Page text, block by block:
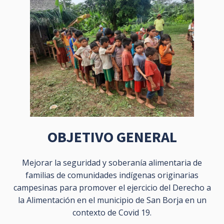
OBJETIVO GENERAL
Mejorar la seguridad y soberanía alimentaria de
familias de comunidades indígenas originarias
campesinas para promover el ejercicio del Derecho a
la Alimentación en el municipio de San Borja en un
contexto de Covid 19.